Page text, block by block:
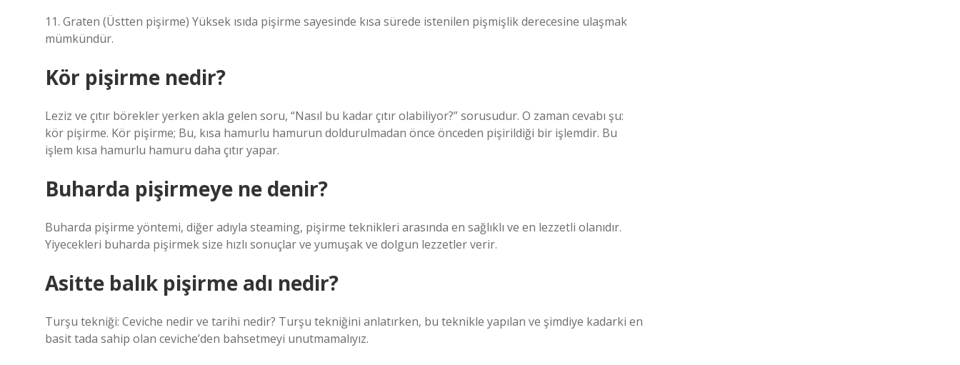
11. Graten (Üstten pişirme) Yüksek ısıda pişirme sayesinde kısa sürede istenilen pişmişlik derecesine ulaşmak
mümkündür.
Kör pişirme nedir?
Leziz ve çıtır börekler yerken akla gelen soru, “Nasıl bu kadar çıtır olabiliyor?” sorusudur. O zaman cevabı şu:
kör pişirme. Kör pişirme; Bu, kısa hamurlu hamurun doldurulmadan önce önceden pişirildiği bir işlemdir. Bu
işlem kısa hamurlu hamuru daha çıtır yapar.
Buharda pişirmeye ne denir?
Buharda pişirme yöntemi, diğer adıyla steaming, pişirme teknikleri arasında en sağlıklı ve en lezzetli olanıdır.
Yiyecekleri buharda pişirmek size hızlı sonuçlar ve yumuşak ve dolgun lezzetler verir.
Asitte balık pişirme adı nedir?
Turşu tekniği: Ceviche nedir ve tarihi nedir? Turşu tekniğini anlatırken, bu teknikle yapılan ve şimdiye kadarki en
basit tada sahip olan ceviche’den bahsetmeyi unutmamalıyız.